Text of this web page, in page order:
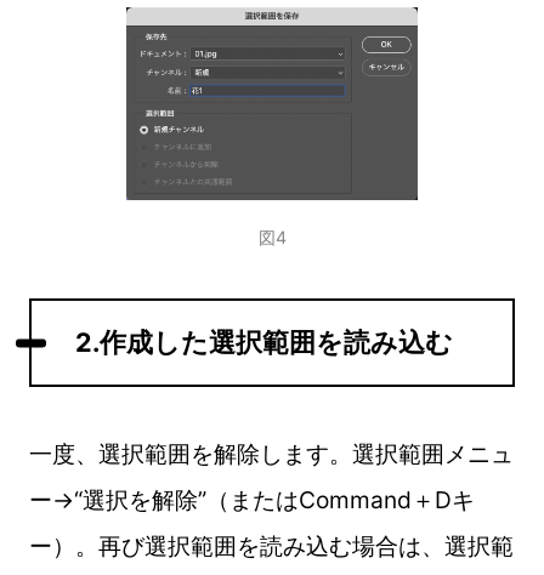
図4
2.作成した選択範囲を読み込む
一度、選択範囲を解除します。選択範囲メニュ
ー→“選択を解除”（またはCommand＋Dキ
ー）。再び選択範囲を読み込む場合は、選択範